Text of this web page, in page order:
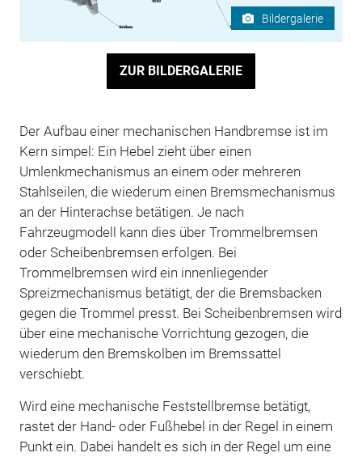
Bildergalerie
ZUR BILDERGALERIE
Der Aufbau einer mechanischen Handbremse ist im
Kern simpel: Ein Hebel zieht über einen
Umlenkmechanismus an einem oder mehreren
Stahlseilen, die wiederum einen Bremsmechanismus
an der Hinterachse betätigen. Je nach
Fahrzeugmodell kann dies über Trommelbremsen
oder Scheibenbremsen erfolgen. Bei
Trommelbremsen wird ein innenliegender
Spreizmechanismus betätigt, der die Bremsbacken
gegen die Trommel presst. Bei Scheibenbremsen wird
über eine mechanische Vorrichtung gezogen, die
wiederum den Bremskolben im Bremssattel
verschiebt.
Wird eine mechanische Feststellbremse betätigt,
rastet der Hand- oder Fußhebel in der Regel in einem
Punkt ein. Dabei handelt es sich in der Regel um eine